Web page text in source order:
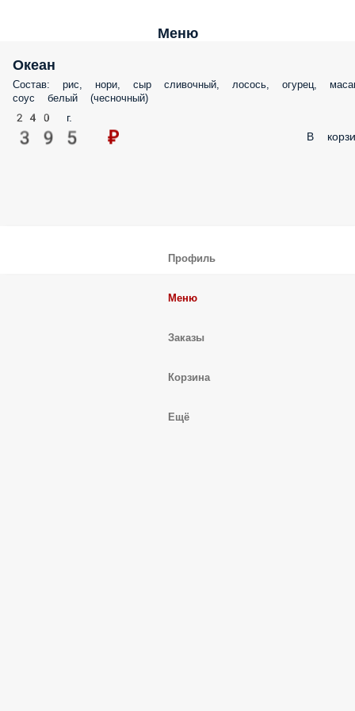
Меню
Океан
Состав: рис, нори, сыр сливочный, лосось, огурец,
соус белый (чесночный)
240 г.
395 ₽ В
Профиль
Меню
Заказы
Корзина
Ещё